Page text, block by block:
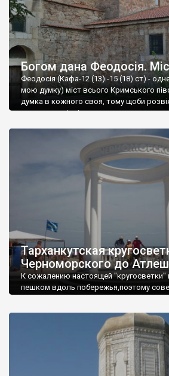
Богом дана Феодосія.
Феодосія (Кафа-12 (13) -15 (18) ст) -
мою думку) міст всього Кримського
думка в кожного своя, тому щоби
запрошую відвідати це
Тарханкутская
Черноморского до
К сожалению настоящей "кругосветки"
пешком вдоль побережья,поэтому